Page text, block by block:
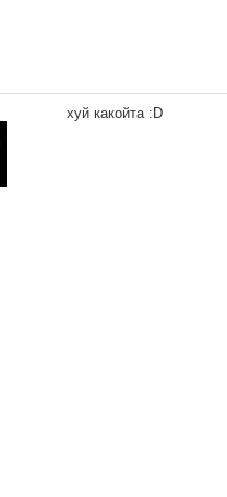
хуй какойта :D